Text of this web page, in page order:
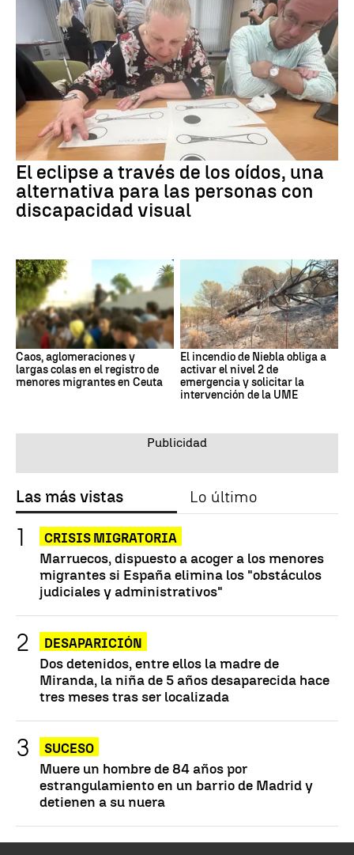
El eclipse a través de los oídos, una
alternativa para las personas con
discapacidad visual
Caos, aglomeraciones y
largas colas en el registro de
menores migrantes en Ceuta
El incendio de Niebla obliga a
activar el nivel 2 de
emergencia y solicitar la
intervención de la UME
Las más vistas Lo último
CRISIS MIGRATORIA
Marruecos, dispuesto a acoger a los menores
migrantes si España elimina los "obstáculos
judiciales y administrativos"
DESAPARICIÓN
Dos detenidos, entre ellos la madre de
Miranda, la niña de 5 años desaparecida hace
tres meses tras ser localizada
SUCESO
Muere un hombre de 84 años por
estrangulamiento en un barrio de Madrid y
detienen a su nuera